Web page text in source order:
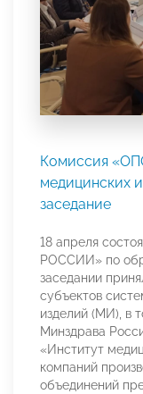
Комиссия
медицинских
заседание
18 апреля
РОССИИ» по
заседании
субъектов
изделий (МИ), в
Минздрава
«Институт
компаний
объединений